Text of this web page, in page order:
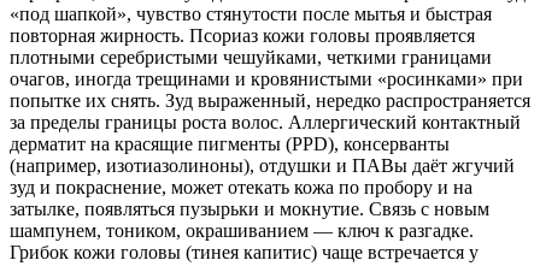
«под шапкой», чувство стянутости после мытья и быстрая
повторная жирность. Псориаз кожи головы проявляется
плотными серебристыми чешуйками, четкими границами
очагов, иногда трещинами и кровянистыми «росинками» при
попытке их снять. Зуд выраженный, нередко распространяется
за пределы границы роста волос. Аллергический контактный
дерматит на красящие пигменты (PPD), консерванты
(например, изотиазолиноны), отдушки и ПАВы даёт жгучий
зуд и покраснение, может отекать кожа по пробору и на
затылке, появляться пузырьки и мокнутие. Связь с новым
шампунем, тоником, окрашиванием — ключ к разгадке.
Грибок кожи головы (тинея капитис) чаще встречается у